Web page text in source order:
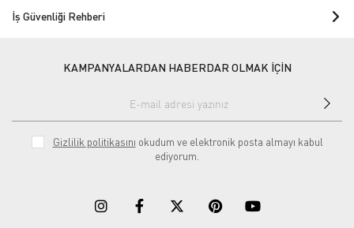
İş Güvenliği Rehberi
KAMPANYALARDAN HABERDAR OLMAK İÇİN
Gizlilik politikasını okudum ve elektronik posta almayı kabul
ediyorum.